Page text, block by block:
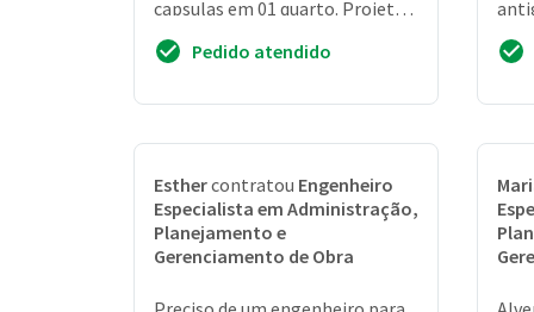
capsulas em 01 quarto. Projeto
05 p...Pedido atendido
não
Esthercontratou Engenheiro
Especialista em Administração,
Planejamento e
Gerenciamento de Obra